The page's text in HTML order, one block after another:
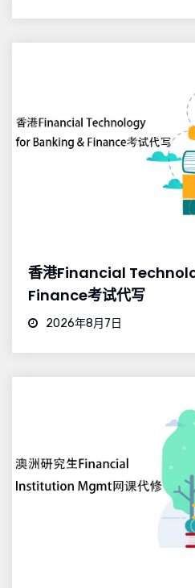
香港Financial
Finance考试代写
2026年8月7日